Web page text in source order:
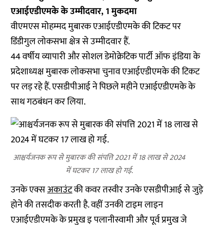
एआईएडीएमके के उम्मीदवार, 1 मुकदमा
वीएमएस मोहम्मद मुबारक एआईएडीएमके की टिकट पर
डिंडीगुल लोकसभा क्षेत्र से उम्मीदवार हैं.
44 वर्षीय व्यापारी और सोशल डेमोक्रेटिक पार्टी ऑफ इंडिया के
प्रदेशाध्यक्ष मुबारक लोकसभा चुनाव एआईएडीएमके की टिकट
पर लड़ रहे हैं. एसडीपीआई ने पिछले महीने एआईएडीएमके के
साथ गठबंधन कर लिया.
आश्चर्यजनक रूप से मुबारक की संपत्ति 2021 में 18 लाख से 2024
में घटकर 17 लाख हो गई.
उनके एक्सअकाउंटकी कवर तस्वीर उनके एसडीपीआई से जुड़े
होने की तसदीक करती है. वहीं उनकी टाइम लाइन
एआईएडीएमके के प्रमुख इ पलानीस्वामी और पूर्व प्रमुख जे